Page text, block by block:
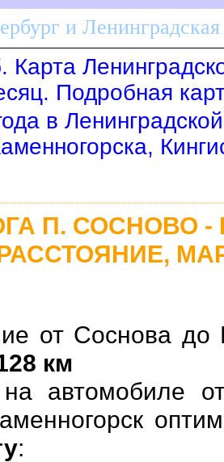
и Ленинградская
Карта
Подробная
в
П. СОСНОВО -
от Соснова до
км
на автомобиле
: